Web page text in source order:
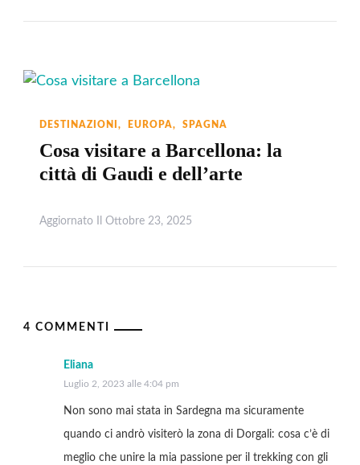
DESTINAZIONI EUROPA SPAGNA
Cosa visitare a Barcellona: la
città di Gaudi e dell’arte
Aggiornato Il Ottobre 23, 2025
4 COMMENTI
Eliana
Luglio 2, 2023 alle 4:04 pm
Non sono mai stata in Sardegna ma sicuramente
quando ci andrò visiterò la zona di Dorgali: cosa c’è di
meglio che unire la mia passione per il trekking con gli